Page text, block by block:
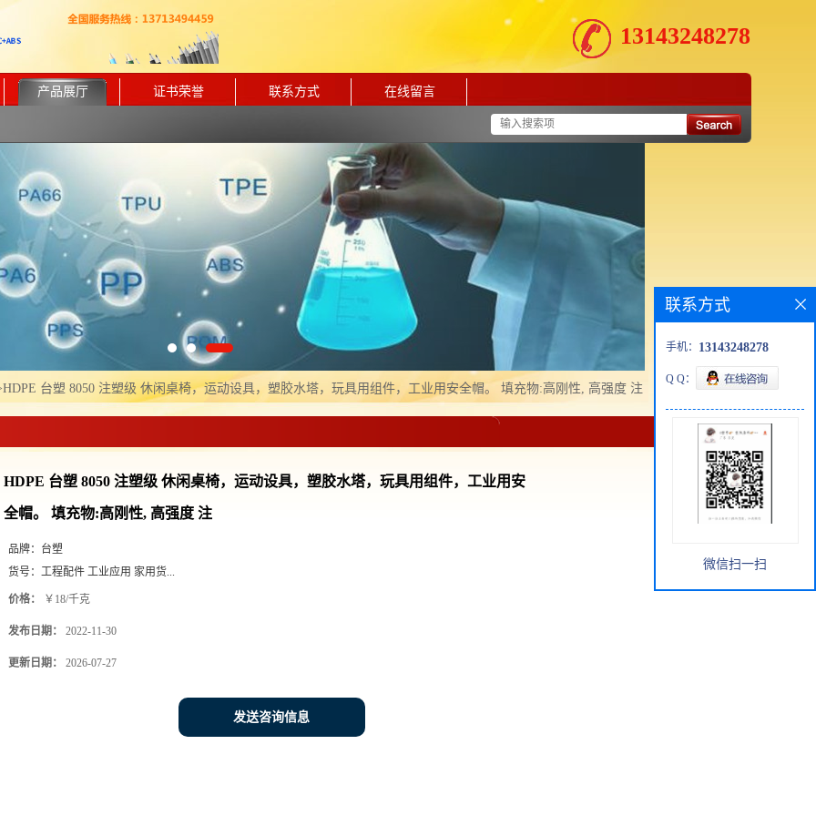
13143248278
产品展厅 证书荣誉 联系方式 在线留言
HDPE 台塑 8050 注塑级 休闲桌椅，运动设具，塑胶水塔，玩具用组件，工业用安全帽。 填充物:高刚性, 高强度 注
HDPE 台塑 8050 注塑级 休闲桌椅，运动设具，塑胶水塔，玩具用组件，工业用安
全帽。 填充物:高刚性, 高强度 注
品牌： 台塑
货号： 工程配件 工业应用 家用货...
价格： ￥18/千克
发布日期： 2022-11-30
更新日期： 2026-07-27
发送咨询信息
联系方式
手机： 13143248278
Q Q：
微信扫一扫